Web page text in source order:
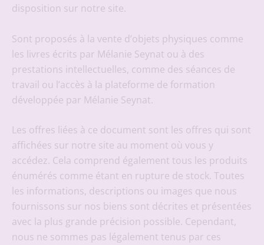
disposition sur notre site.
Sont proposés à la vente d’objets physiques comme
les livres écrits par Mélanie Seynat ou à des
prestations intellectuelles, comme des séances de
travail ou l’accès à la plateforme de formation
développée par Mélanie Seynat.
Les offres liées à ce document sont les offres qui sont
affichées sur notre site au moment où vous y
accédez. Cela comprend également tous les produits
énumérés comme étant en rupture de stock. Toutes
les informations, descriptions ou images que nous
fournissons sur nos biens sont décrites et présentées
avec la plus grande précision possible. Cependant,
nous ne sommes pas légalement tenus par ces